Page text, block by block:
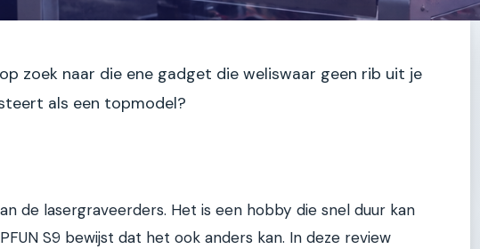
zoek naar die ene gadget die weliswaar geen rib uit je
als een topmodel?
de lasergraveerders. Het is een hobby die snel duur kan
S9 bewijst dat het ook anders kan. In deze review